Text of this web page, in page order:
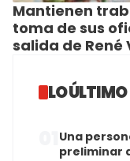
Mantienen
toma de sus
salida de René
LO ÚLTIMO
Una
preliminar